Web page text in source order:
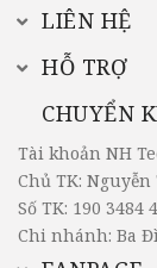
LIÊN HỆ
HỖ TRỢ
CHUYỂN
Tài khoản NH
Chủ TK: Nguyễn
Số TK: 190 3484
Chi nhánh: Ba